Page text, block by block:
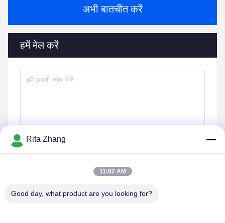
अभी बातचीत करें
हमें मेल करें
भेजना
Rita Zhang
11:02 AM
Good day, what product are you looking for?